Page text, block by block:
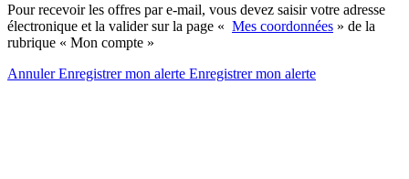
Pour recevoir les offres par e-mail, vous devez saisir votre adresse
électronique et la valider sur la page « Mes coordonnées » de la
rubrique « Mon compte »
AnnulerEnregistrer mon alerte Enregistrermon alerte